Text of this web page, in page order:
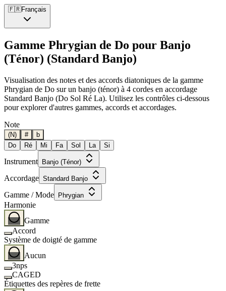
🇫🇷Français
Gamme Phrygian de Do pour Banjo
(Ténor) (Standard Banjo)
Visualisation des notes et des accords diatoniques de la gamme
Phrygian de Do sur un banjo (ténor) à 4 cordes en accordage
Standard Banjo (Do Sol Ré La). Utilisez les contrôles ci-dessous
pour explorer d'autres gammes, accords et accordages.
Note
(N) #
b
Do
Ré Mi Fa Sol La Si
Instrument Banjo (Ténor)
Accordage Standard Banjo
Gamme / Mode Phrygian
Harmonie
Gamme
Accord
Système de doigté de gamme
Aucun
3nps
CAGED
Étiquettes des repères de frette